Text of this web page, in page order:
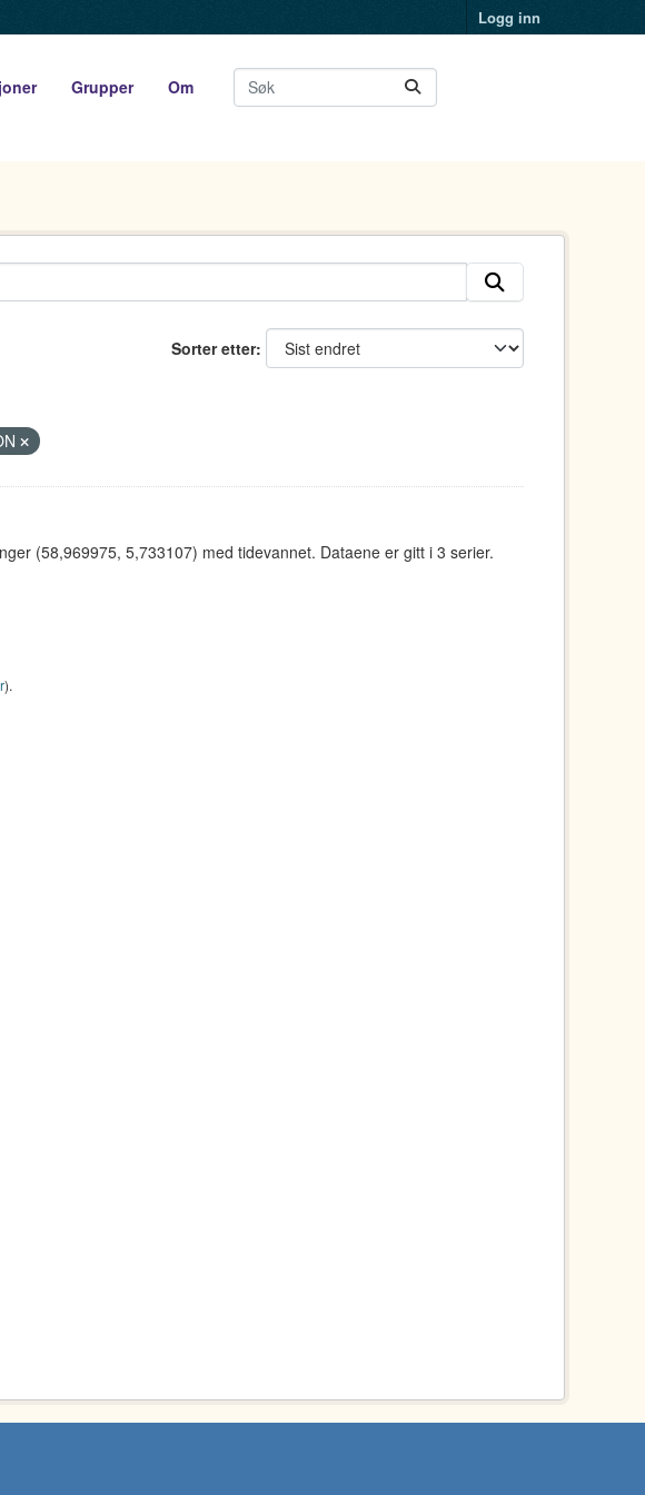
Logg inn
Grupper Om
Sorter etter
(58,969975, 5,733107) med tidevannet. Dataene er gitt i 3 serier.
).